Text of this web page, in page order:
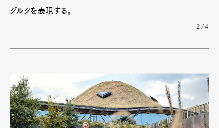
グルクを表現する。
2/4